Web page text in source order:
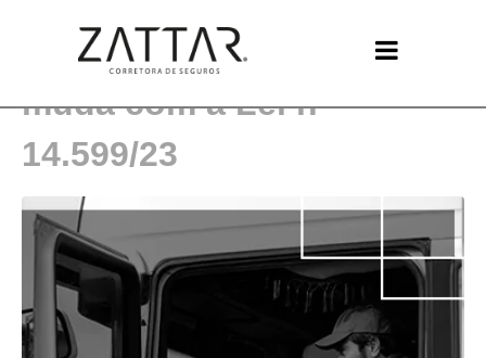
O que é TAC e o que
muda com a Lei nº
14.599/23